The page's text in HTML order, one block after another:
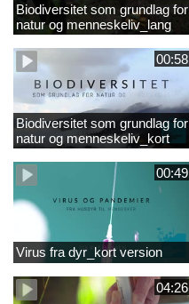
Biodiversitet som grundlag for
natur og menneskeliv_lang
version
00:58
Biodiversitet som grundlag for
natur og menneskeliv_kort
version
00:49
Virus fra dyr_kort version
04:26